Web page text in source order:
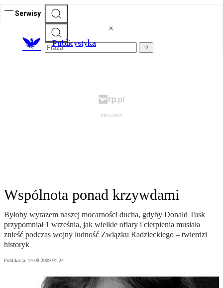
Serwisy
Publicystyka
Wspólnota ponad krzywdami
Byłoby wyrazem naszej mocarności ducha, gdyby Donald Tusk
przypomniał 1 września, jak wielkie ofiary i cierpienia musiała
znieść podczas wojny ludność Związku Radzieckiego – twierdzi
historyk
Publikacja: 14.08.2009 01:24